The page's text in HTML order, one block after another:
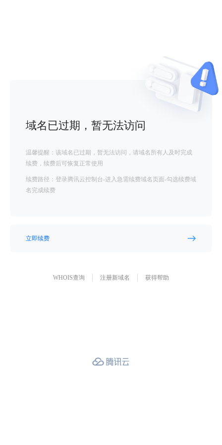
域名已过期，暂无法访问
温馨提醒：该域名已过期，暂无法访问，请域名所有人及时完成
续费，续费后可恢复正常使用
续费路径：登录腾讯云控制台-进入急需续费域名页面-勾选续费域
名完成续费
立即续费
WHOIS查询 注册新域名 获得帮助